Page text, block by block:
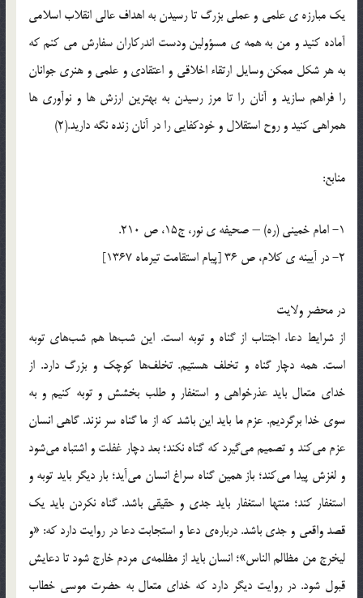
یک مبارزه ی علمی و عملی بزرگ تا رسیدن به اهداف عالی انقلاب اسلامی
آماده کنید و من به همه ی مسؤولین ودست اندرکاران سفارش می کنم که
به هر شکل ممکن وسایل ارتقاء اخلاقی و اعتقادی و علمی و هنری جوانان
را فراهم سازید و آنان را تا مرز رسیدن به بهترین ارزش ها و نوآوری ها
همراهی کنید و روح استقلال و خودکفایی را در آنان زنده نگه دارید.(2)
منابع:
1- امام خمینی (ره) – صحیفه ی نور، ج15، ص 210.
2- در آیینه ی کلام، ص 36 [پیام استقامت تیرماه 1367]
در محضر ولایت
از شرايط دعا، اجتناب از گناه و توبه است. اين شب‌ها هم شب‌هاى توبه
است. همه دچار گناه و تخلف هستيم. تخلف‌ها كوچك و بزرگ دارد. از
خداى متعال بايد عذرخواهى و استغفار و طلب بخشش و توبه كنيم و به
سوى خدا برگرديم. عزم ما بايد اين باشد كه از ما گناه سر نزند. گاهى انسان
عزم مى‌كند و تصميم مى‌گيرد كه گناه نكند؛ بعد دچار غفلت و اشتباه مى‌شود
و لغزش پيدا مى‌كند؛ باز همين گناه سراغ انسان مى‌آيد؛ بار ديگر بايد توبه و
استغفار كند؛ منتها استغفار بايد جدى و حقيقى باشد. گناه نكردن بايد يك
قصد واقعى و جدى باشد. درباره‌ى دعا و استجابت دعا در روايت دارد كه: «و
ليخرج من مظالم الناس»؛ انسان بايد از مظلمه‌ى مردم خارج شود تا دعايش
قبول شود. در روايت ديگر دارد كه خداى متعال به حضرت موسى خطاب